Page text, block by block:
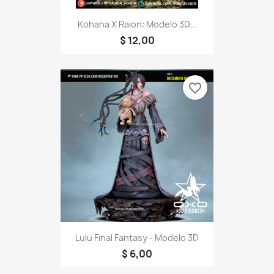
Kohana X Raion: Modelo 3D...
$ 12,00
Lulu Final Fantasy - Modelo 3D
$ 6,00
favorite_border